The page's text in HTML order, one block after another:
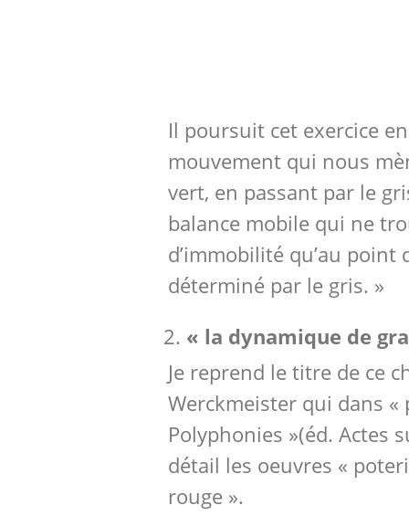
Il poursuit cet exercice
mouvement qui nous
vert, en passant par le
balance mobile qui ne
d’immobilité qu’au point
déterminé par le gris. »
« la dynamique de
Je reprend le titre de ce
Werckmeister qui dans «
Polyphonies »(éd. Actes
détail les oeuvres «
rouge ».